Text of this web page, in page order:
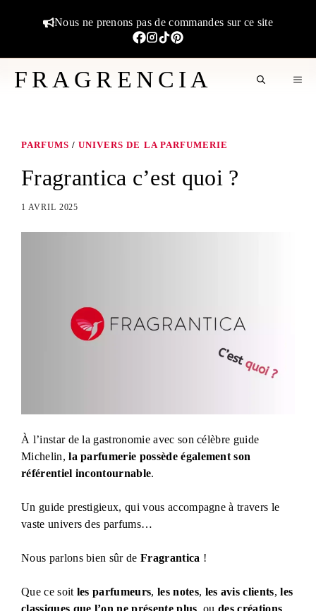
Nous ne prenons pas de commandes sur ce site
FRAGRENCIA
PARFUMS /UNIVERS DE LA PARFUMERIE
Fragrantica c’est quoi ?
1 AVRIL 2025
À l’instar de la gastronomie avec son célèbre guide
Michelin,la parfumerie possède également son
référentiel incontournable.
Un guide prestigieux, qui vous accompagne à travers le
vaste univers des parfums…
Nous parlons bien sûr de Fragrantica !
Que ce soit les parfumeurs, les notes, les avis clients,les
classiques que l’on ne présente plus, oudes créations